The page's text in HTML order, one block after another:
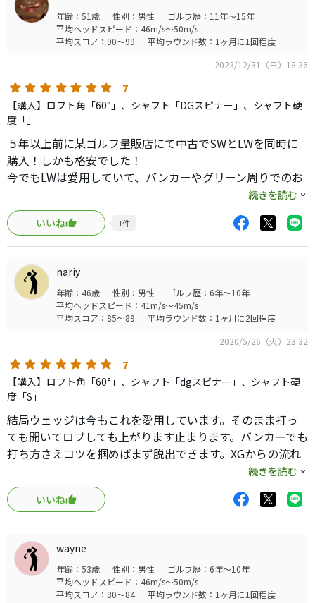
んで安心。なぜ自分は遠回りを。
XGはあるけど、GORGEが見当たらず、GLIDE4.0 EYE2 54度
を購入。これがまた当りでしたが、それは該当製品でレビ
ューしたいと思います。
見た目は超特徴的ですが、ハイバウンスの効果は本番の芝
の上で遺憾なく発揮されます。
グリーン周りの悩みを持つ全ての方に試してほしい、時代
を超えた名器です。
年齢：51歳 性別：男性
ゴルフ歴：11年～15年
平均ヘッドスピード：46m/s～50m/s
平均スコア：90～99
平均ラウンド数：1ヶ月に1回程度
2023/12/31（日）18:36
7
【購入】ロフト角「60°」、シャフト「DGスピナー」、シャフト硬
度「」
５年以上前に某ゴルフ量販店にて中古でSWとLWを同時に
購入！しかも格安でした！
今でもLWは愛用していて、バンカーやグリーン周りでのお
素直にスイングすればボールは簡単に上がります！付き合
いの長くなるウェッジだと思っています。
続きを読む
いいね
1件
nariy
年齢：46歳 性別：男性
ゴルフ歴：6年～10年
平均ヘッドスピード：41m/s～45m/s
平均スコア：85～89
平均ラウンド数：1ヶ月に2回程度
2020/5/26（火）23:32
7
【購入】ロフト角「60°」、シャフト「dgスピナー」、シャフト硬
度「S」
結局ウェッジは今もこれを愛用しています。そのまま打っ
ても開いてロブしても上がります止まります。バンカーでも
打ち方さえコツを掴めばまず脱出できます。XGからの流れ
でgorgeを使っていますがgorgeのほうが打感は柔らかい気
がします。今では新品が手に入りませんが程度の良い中古
でもお値段お高いので愛用者、需要があり人気も有るのだ
と思います。
この名器を知らない方からは変わり物の目でみられます
が、そこが人と被らなくて良い。
続きを読む
いいね
wayne
年齢：53歳 性別：男性
ゴルフ歴：6年～10年
平均ヘッドスピード：46m/s～50m/s
平均スコア：80～84
平均ラウンド数：1ヶ月に1回程度